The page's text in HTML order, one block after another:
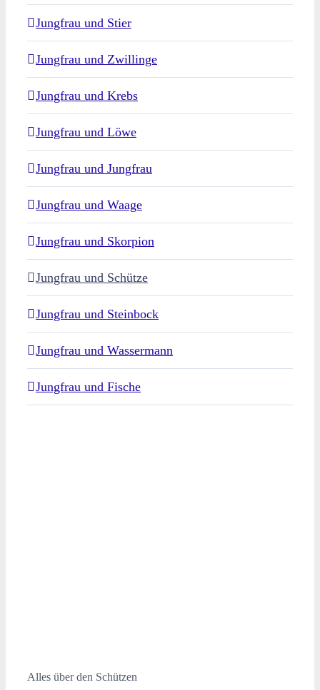
Jungfrau und Stier
Jungfrau und Zwillinge
Jungfrau und Krebs
Jungfrau und Löwe
Jungfrau und Jungfrau
Jungfrau und Waage
Jungfrau und Skorpion
Jungfrau und Schütze
Jungfrau und Steinbock
Jungfrau und Wassermann
Jungfrau und Fische
Alles über den Schützen